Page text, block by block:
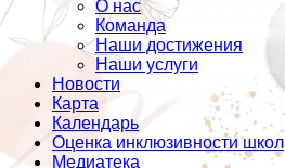
О нас
Команда
Наши достижения
Наши услуги
Новости
Карта
Календарь
Оценка инклюзивности школ
Медиатека